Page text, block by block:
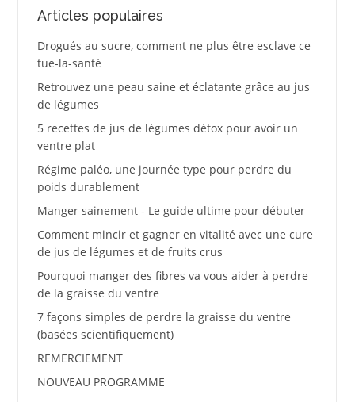
Articles populaires
Drogués au sucre, comment ne plus être esclave ce
tue-la-santé
Retrouvez une peau saine et éclatante grâce au jus
de légumes
5 recettes de jus de légumes détox pour avoir un
ventre plat
Régime paléo, une journée type pour perdre du
poids durablement
Manger sainement - Le guide ultime pour débuter
Comment mincir et gagner en vitalité avec une cure
de jus de légumes et de fruits crus
Pourquoi manger des fibres va vous aider à perdre
de la graisse du ventre
7 façons simples de perdre la graisse du ventre
(basées scientifiquement)
REMERCIEMENT
NOUVEAU PROGRAMME